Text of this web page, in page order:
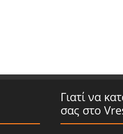
Γιατί να
σας στο